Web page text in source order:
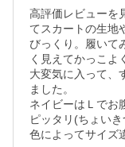
高評価レビューを
てスカートの生地
びっくり。履いて
く見えてかっこよ
大変気に入って、
ました。
ネイビーはＬでお
ピッタリ(ちょいき
色によってサイズ